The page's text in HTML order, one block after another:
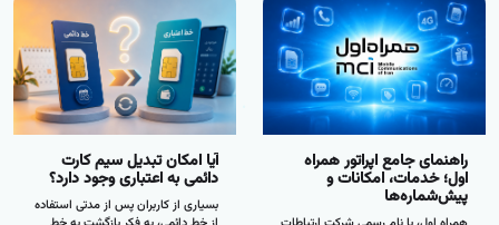
راهنمای جامع اپراتور همراه
اول؛ خدمات، امکانات و
پیش‌شماره‌ها
آیا امکان تبدیل سیم کارت
دائمی به اعتباری وجود دارد؟
بسیاری از کاربران پس از مدتی استفاده